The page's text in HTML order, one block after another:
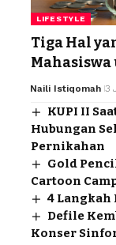
LIFESTYLE
Tiga Hal
Naili Istiqomah 3
KUPI II
Hubungan
Pernikahan
Gold
Cartoon
4
Defile
Konser